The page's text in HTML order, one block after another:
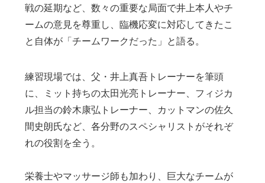
戦の延期など、数々の重要な局面で井上本人やチ
ームの意見を尊重し、臨機応変に対応してきたこ
と自体が「チームワークだった」と語る。
練習現場では、父・井上真吾トレーナーを筆頭
に、ミット持ちの太田光亮トレーナー、フィジカ
ル担当の鈴木康弘トレーナー、カットマンの佐久
間史朗氏など、各分野のスペシャリストがそれぞ
れの役割を全う。
栄養士やマッサージ師も加わり、巨大なチームが